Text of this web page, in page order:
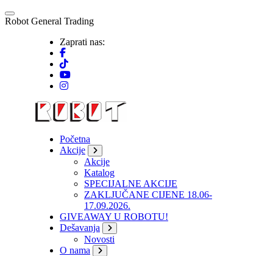
Skip
to
Robot General Trading
Zaprati nas:
Početna
Akcije
Akcije
Katalog
SPECIJALNE AKCIJE
ZAKLJUČANE CIJENE 18.06-
17.09.2026.
GIVEAWAY U ROBOTU!
Dešavanja
Novosti
O nama